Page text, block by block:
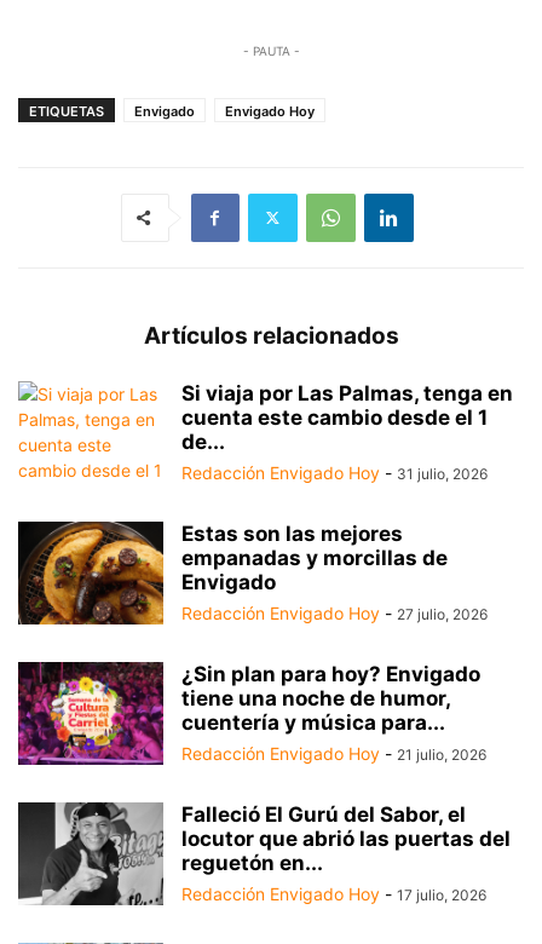
- PAUTA -
ETIQUETAS Envigado Envigado Hoy
Artículos relacionados
Si viaja por Las Palmas, tenga en
cuenta este cambio desde el 1
de...
Redacción Envigado Hoy - 31 julio, 2026
Estas son las mejores
empanadas y morcillas de
Envigado
Redacción Envigado Hoy - 27 julio, 2026
¿Sin plan para hoy? Envigado
tiene una noche de humor,
cuentería y música para...
Redacción Envigado Hoy - 21 julio, 2026
Falleció El Gurú del Sabor, el
locutor que abrió las puertas del
reguetón en...
Redacción Envigado Hoy - 17 julio, 2026